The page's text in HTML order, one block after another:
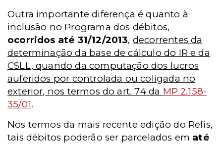
Outra importante diferença é quanto à
inclusão no Programa dos débitos,
ocorridos até 31/12/2013, decorrentes da
determinação da base de cálculo do IR e da
CSLL, quando da computação dos lucros
auferidos por controlada ou coligada no
exterior, nos termos do art. 74 da MP 2.158-
35/01.
Nos termos da mais recente edição do Refis,
tais débitos poderão ser parcelados em até